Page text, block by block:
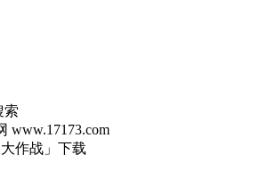
索
www.17173.com
作战」 下载